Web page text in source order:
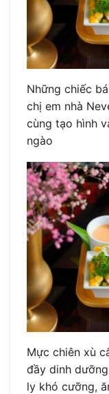
Những chiếc
chị em nhà
cùng tạo hình
ngào
Mực chiên xù
đầy dinh
ly khó cưỡng,